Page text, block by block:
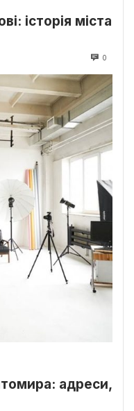
історія міста
0
адреси,